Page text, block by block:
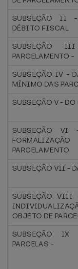
SUBSEÇÃO II -
DÉBITO FISCAL
SUBSEÇÃO
PARCELAMENTO -
SUBSEÇÃO IV -
MÍNIMO DAS
SUBSEÇÃO V - DO
SUBSEÇÃO VI
PARCELAMENTO
SUBSEÇÃO VII -
SUBSEÇÃO VIII
OBJETO DE
SUBSEÇÃO IX
PARCELAS -